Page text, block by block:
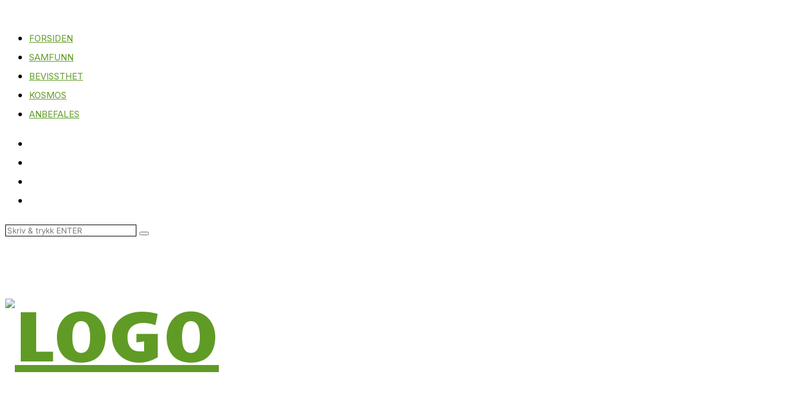
FORSIDEN
SAMFUNN
BEVISSTHET
KOSMOS
ANBEFALES